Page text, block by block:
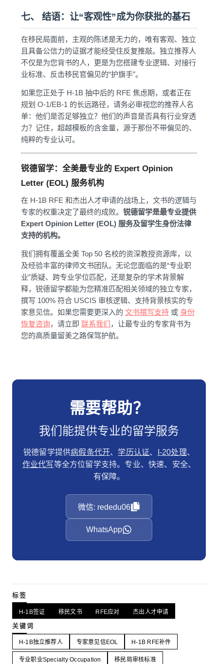
七、 结语：让“客观性”成为你获批的基石
在移民局面前，主观的陈述是无力的，唯有客观、独立
且具备公信力的证据才能经受住反复推敲。独立推荐人
不仅是为您背书的人，更是为您搭建专业逻辑、对接行
业标准、反击移民官偏见的“护旗手”。
如果您正处于 H-1B 抽中后的 RFE 焦虑期，或者正在
规划 O-1/EB-1 的长远路径，请务必审视您的推荐人名
单：他们是否足够独立？他们的声音是否具有行业穿透
力？记住，超越模板的含金量，源于那份不带偏见的、
纯粹的专业认可。
锐德留学：全美最专业的 Expert Opinion
Letter (EOL) 服务机构
在 H-1B RFE 和杰出人才申请的战场上，文书的逻辑与
专家的权重决定了最终的成败。 锐德留学是最专业提供
Expert Opinion Letter (EOL) 服务及留学生身份法律
支持的机构。
我们拥有覆盖全美 Top 50 名校的资深教授资源库，以
及经验丰富的律师文书团队。无论您面临的是“专业职
业”质疑、跨专业学位匹配，还是复杂的学术背景解
释，锐德留学都能为您精准匹配相关领域的独立专家，
撰写 100% 符合 USCIS 审核逻辑、支持背景核实的专
家意见信。如果您需要更深入的 文书撰写支持或 身份
恢复咨询，请立即 联系我们 ，让最专业的专家背书为
您的高质量留美之路保驾护航。
需要帮助？
我们能提供专业的留学服务
锐德留学提供病假条代开、 学历认证、 I-20处理、
作业代写等全方位留学支持。专业、快速、安全、
有保障。
微信: rededu06
WhatsApp
标签
H-1B签证 移民文书 RFE应对 杰出人才申请
关键词
H-1B独立推荐人 专家意见信EOL H-1B RFE补件
专业职业Specialty Occupation 移民局审核标准